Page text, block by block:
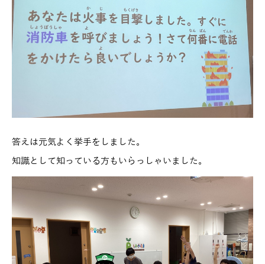
答えは元気よく挙手をしました。
知識として知っている方もいらっしゃいました。